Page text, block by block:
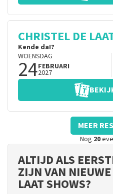
CHRISTEL DE
Kende da!?
WOENSDAG
24FEBRUARI
2027
MEER
Nog 20
ALTIJD ALS
ZIJN VAN
LAAT SHOWS?